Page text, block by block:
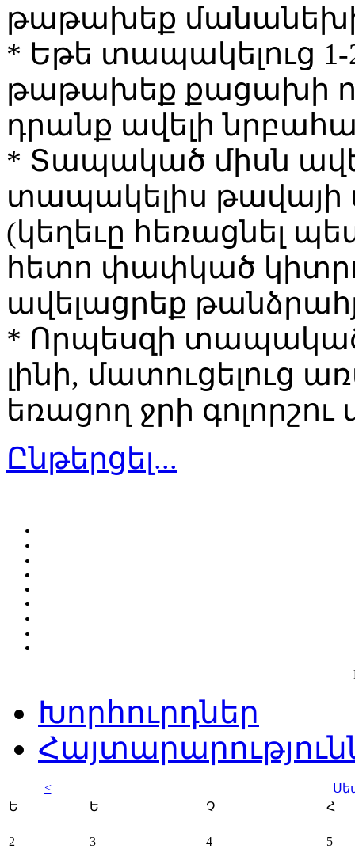
թաթախեք մանանեխի
* Եթե տապակելուց
թաթախեք քացախի
դրանք ավելի
* Տապակած միսն
տապակելիս թավայի
(կեղեւը հեռացնել
հետո փափկած
ավելացրեք
* Որպեսզի
լինի, մատուցելուց
եռացող ջրի գոլորշու
Ընթերցել...
Խորհուրդներ
<
Ե
Ե Չ Հ
2 3 4
5